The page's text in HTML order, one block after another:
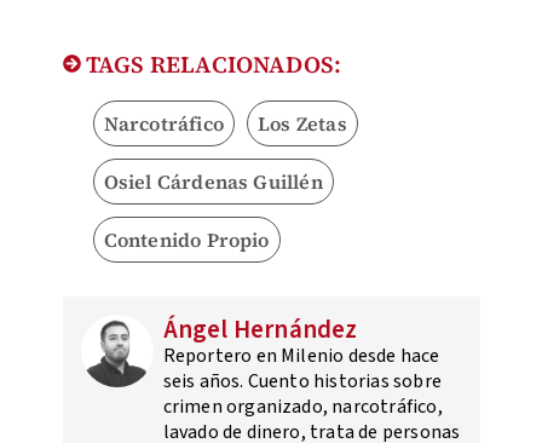
TAGS RELACIONADOS:
Narcotráfico Los Zetas
Osiel Cárdenas Guillén
Contenido Propio
Ángel Hernández
Reportero en Milenio desde hace
seis años. Cuento historias sobre
crimen organizado, narcotráfico,
lavado de dinero, trata de personas